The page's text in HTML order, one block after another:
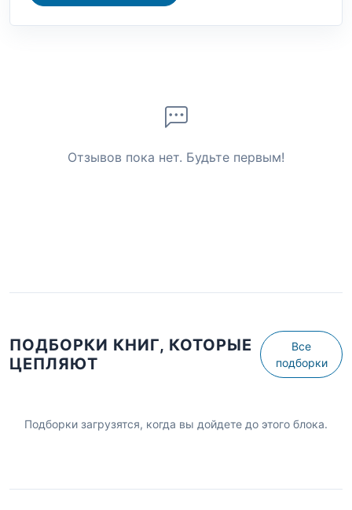
Отзывов пока нет. Будьте первым!
ПОДБОРКИ КНИГ, КОТОРЫЕ
ЦЕПЛЯЮТ
Все
подборки
Подборки загрузятся, когда вы дойдете до этого блока.